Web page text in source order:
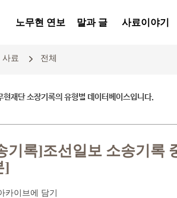
노무현 연보 말과 글 사료이야기
사료 전체
현재단 소장기록의 유형별 데이터베이스입니다.
기록]조선일보 소송기록
]
카이브에 담기